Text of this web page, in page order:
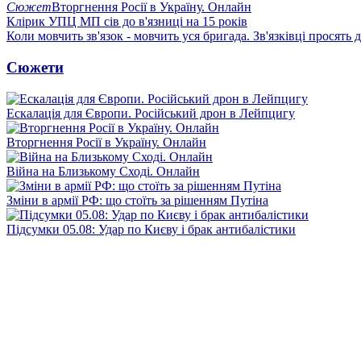
СюжетВторгнення Росії в Україну. Онлайн
Клірик УПЦ МП сів до в'язниці на 15 років
Коли мовчить зв'язок - мовчить уся бригада. Зв'язківці просять
Сюжети
Ескалація для Європи. Російський дрон в Лейпцигу
Вторгнення Росії в Україну. Онлайн
Війна на Близькому Сході. Онлайн
Зміни в армії РФ: що стоїть за рішенням Путіна
Підсумки 05.08: Удар по Києву і брак антибалістики